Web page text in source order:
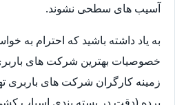
آسیب های سطحی نشوند.
به یاد داشته باشید که احترام به
خصوصیات بهترین شرکت های
زمینه کارگران شرکت های باربری